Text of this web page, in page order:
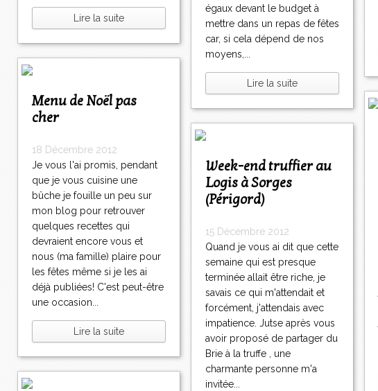
Lire la suite
égaux devant le budget à
mettre dans un repas de fêtes
car, si cela dépend de nos
moyens,...
Lire la suite
Menu de Noël pas
cher
18 Décembre 2012
Je vous l'ai promis, pendant
que je vous cuisine une
bûche je fouille un peu sur
mon blog pour retrouver
quelques recettes qui
devraient encore vous et
nous (ma famille) plaire pour
les fêtes même si je les ai
déjà publiées! C'est peut-être
une occasion...
Lire la suite
Week-end truffier au
Logis à Sorges
(Périgord)
15 Décembre 2012
Quand je vous ai dit que cette
semaine qui est presque
terminée allait être riche, je
savais ce qui m'attendait et
forcément, j'attendais avec
impatience. Jutse après vous
avoir proposé de partager du
Brie à la truffe , une
charmante personne m'a
invitée...